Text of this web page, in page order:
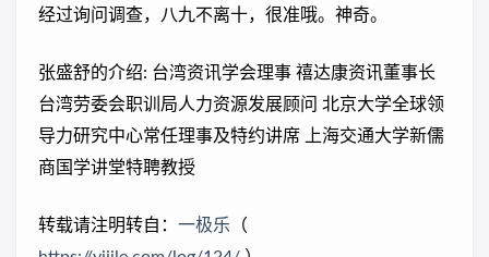
经过询问调查，八九不离十，很准哦。神奇。
张盛舒的介绍: 台湾资讯学会理事 禧达康资讯董事长
台湾劳委会职训局人力资源发展顾问 北京大学全球领
导力研究中心常任理事及特约讲席 上海交通大学新儒
商国学讲堂特聘教授
转载请注明转自： 一极乐 （